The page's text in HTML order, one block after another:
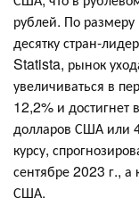
рублей. По
десятку стран-
Statista, рынок
увеличиваться в
12,2% и достигнет
долларов США или
курсу,
сентябре 2023 г.,
США.